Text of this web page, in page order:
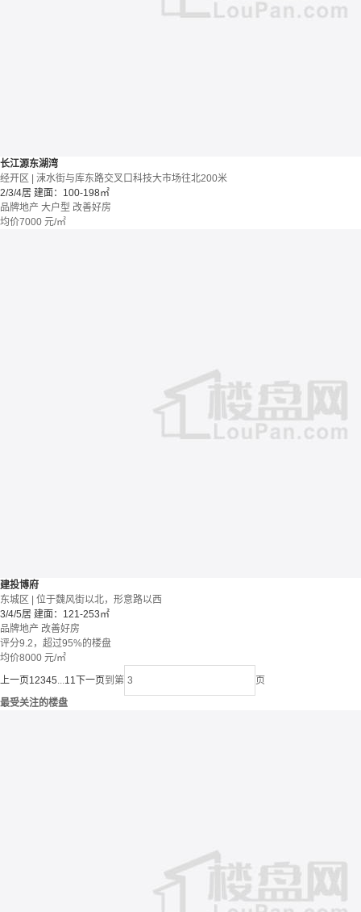
长江源东湖湾
经开区 | 涑水街与库东路交叉口科技大市场往北200米
2/3/4居 建面：100-198㎡
品牌地产 大户型 改善好房
均价7000 元/㎡
建投博府
东城区 | 位于魏风街以北，形意路以西
3/4/5居 建面：121-253㎡
品牌地产 改善好房
评分9.2，超过95%的楼盘
均价8000 元/㎡
上一页12345...11 下一页到第
页
最受关注的楼盘